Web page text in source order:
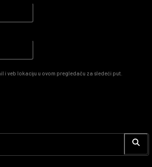
Email:*
Sajt:
i veb lokaciju u ovom pregledaču za sledeći put.